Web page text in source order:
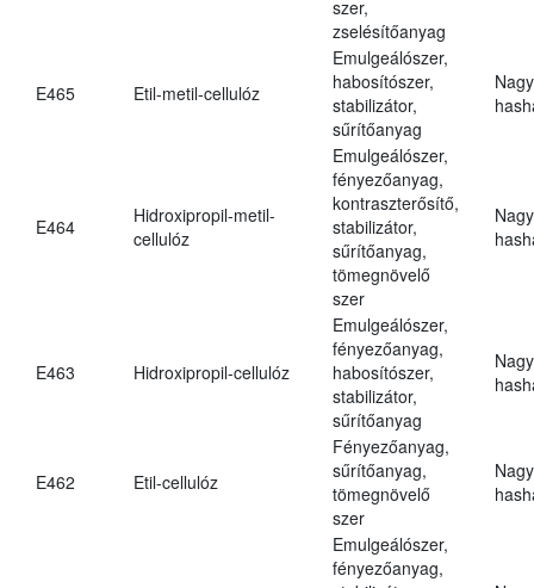
szer,
zselésítőanyag
E465 Etil-metil-cellulóz
Emulgeálószer,
habosítószer,
stabilizátor,
sűrítőanyag
E464
Hidroxipropil-metil-
cellulóz
Emulgeálószer,
fényezőanyag,
kontraszterősítő,
stabilizátor,
sűrítőanyag,
tömegnövelő
szer
E463 Hidroxipropil-cellulóz
Emulgeálószer,
fényezőanyag,
habosítószer,
stabilizátor,
sűrítőanyag
E462 Etil-cellulóz
Fényezőanyag,
sűrítőanyag,
tömegnövelő
szer
Emulgeálószer,
fényezőanyag,